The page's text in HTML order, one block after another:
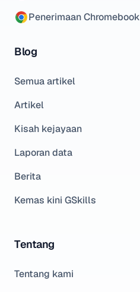
Penerimaan Chromebook
Blog
Semua artikel
Artikel
Kisah kejayaan
Laporan data
Berita
Kemas kini GSkills
Tentang
Tentang kami